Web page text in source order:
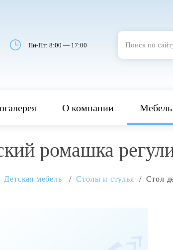
Пн-Пт: 8:00 — 17:00
О компании Мебель
ромашка
Детская мебель Столы и стулья Стол